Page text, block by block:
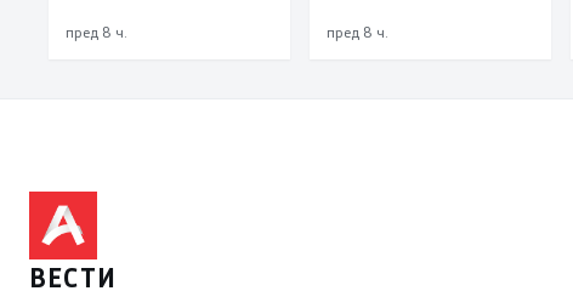
така на талогот на
пред 8 ч.
може да се
пред 8 ч.
ВЕСТИ